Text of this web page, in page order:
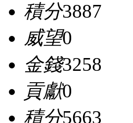
積分3887
威望0
金錢3258
貢獻0
積分5663